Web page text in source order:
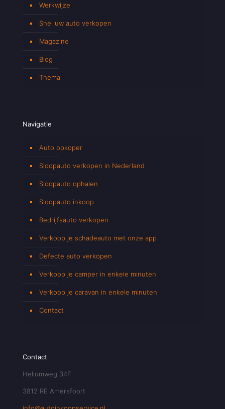
Werkwijze
Snel uw auto verkopen
Magazine
Blog
Thema
Navigatie
Auto opkoper
Sloopauto verkopen in Nederland
Sloopauto ophalen
Sloopauto inkoop
Bedrijfsauto verkopen
Verkoop je schadeauto met onze app
Defecte auto verkopen
Verkoop je camper in enkele minuten
Verkoop je caravan in enkele minuten
Contact
Contact
Heliumweg 34F
3812 RE Amersfoort